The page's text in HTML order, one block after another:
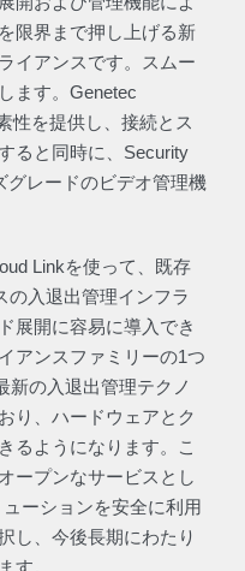
限界まで押し上げる新
イアンスです。スムー
ます。Genetec
性を提供し、接続とス
ると同時に、Security
グレードのビデオ管理機
Linkを使って、既存
の入退出管理インフラ
展開に容易に導入でき
アンスファミリーの1つ
新の入退出管理テクノ
り、ハードウェアとク
るようになります。こ
ープンなサービスとし
ーションを安全に利用
し、今後長期にわたり
す。